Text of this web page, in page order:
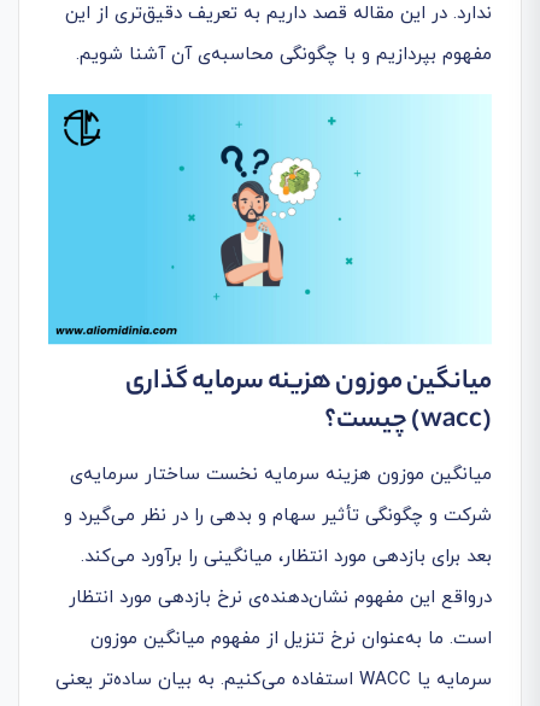
ندارد. در این مقاله قصد داریم به تعریف دقیق‌تری از این
مفهوم بپردازیم و با چگونگی محاسبه‌ی آن آشنا شویم.
میانگین موزون هزینه سرمایهگذاری
(wacc)
چیست؟
میانگین موزون هزینه سرمایه نخست ساختار سرمایه‌ی
شرکت و چگونگی تأثیر سهام و بدهی را در نظر می‌گیرد و
بعد برای بازدهی مورد انتظار، میانگینی را برآورد می‌کند.
درواقع این مفهوم نشان‌دهنده‌ی نرخ بازدهی مورد انتظار
است. ما به‌عنوان نرخ تنزیل از مفهوم میانگین موزون
سرمایه یا WACC استفاده می‌کنیم. به بیان ساده‌تر یعنی